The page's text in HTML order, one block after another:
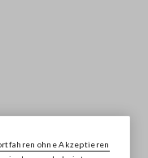
ohne Akzeptieren